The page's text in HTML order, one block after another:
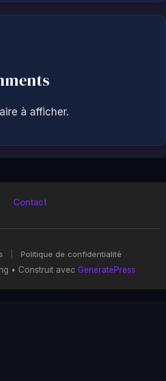
à afficher.
Contact
Politique de confidentialité
• Construit avec GeneratePress